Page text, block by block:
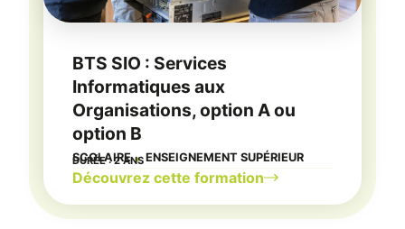
BTS SIO : Services
Informatiques aux
Organisations, option A ou
option B
SCOLAIRE ● ENSEIGNEMENT SUPÉRIEUR
DURÉE : 2 ANS
Découvrez cette formation